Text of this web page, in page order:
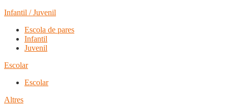
Infantil / Juvenil
Escola de pares
Infantil
Juvenil
Escolar
Escolar
Altres